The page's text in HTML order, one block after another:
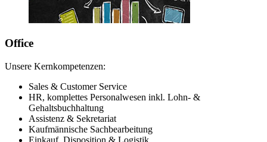
Office
Unsere Kernkompetenzen:
Sales & Customer Service
HR, komplettes Personalwesen inkl. Lohn- &
Gehaltsbuchhaltung
Assistenz & Sekretariat
Kaufmännische Sachbearbeitung
Einkauf, Disposition & Logistik